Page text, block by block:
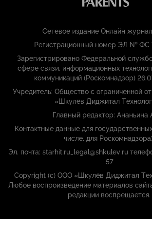
Сетевое издание Онлайн
Регистрационный номер ЭЛ № ФС
Зарегистрировано Федеральной
сфере связи, информационных
коммуникаций (Роскомнадзор)
Учредитель: Общество с ограниченной
«Шкулёв Диджитал
Главный редактор: Ананьина
Контактные данные для
числе, для
Эл. почта: starhit.ru_legal@shkulev.ru
57
Copyright (с) ООО «Шкулёв Диджитал
Любое воспроизведение материалов
редакции воспрещается.